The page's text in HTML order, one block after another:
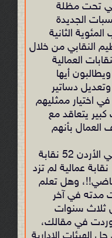
تحت مظلة
الجديدة
الثانية
النقابي من خلال
العمالية
أيها
دساتير
اختيار ممثليهم
كبير يتعاقد مع
بأنهم
هل تعلم أيها الكاتب أن لدينا في الأردن 52 نقابة
أصحاب عمل بالمقابل لدينا 17 نقابة عمالية لم تزد
وهل تعلم
مدته في آخر
ثلاث سنوات
في مقالك،